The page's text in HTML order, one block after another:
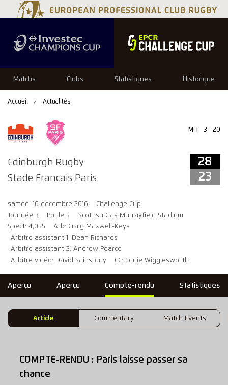
Matchs Clubs Statistiques Historique
Accueil Actualités
Edinburgh Rugby
Stade Francais Paris
M-T 3 - 20
28
23
samedi 10 décembre 2016
Challenge Cup
Journée 3
Poule 5
Scottish Gas Murrayfield Stadium
Spect: 4,055
Arb: Craig Maxwell-Keys
Arbitre assistant 1: Dean Richards
Arbitre assistant 2: Andrew Pearce
Arbitre vidéo: David Sainsbury
CC: Eddie Wigglesworth
28 23
Aperçu Aperçu Compte-rendu Statistiques
Article Commentary Match Events
COMPTE-RENDU : Paris laisse passer sa
chance